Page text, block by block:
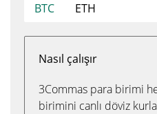
BTC
ETH
Nasıl çalışır
3Commas para birimi
birimini canlı döviz